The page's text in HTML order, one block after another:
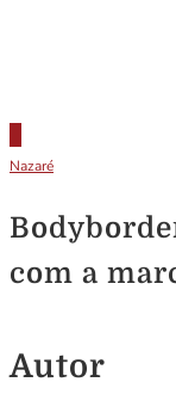
Nazaré
com a
Autor